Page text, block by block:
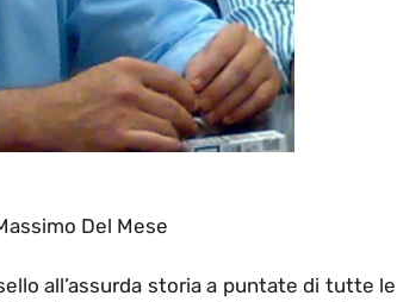
Del Mese
all’assurda storia a puntate di tutte le